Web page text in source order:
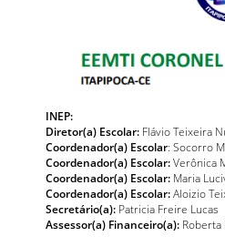
INEP:
Diretor(a) Escolar: Flávio Teixeira
Coordenador(a) Escolar: Socorro
Coordenador(a) Escolar:Verônica
Coordenador(a) Escolar: Maria
Coordenador(a) Escolar:Aloizio
Secretário(a): Patricia Freire Lucas
Assessor(a) Financeiro(a): Roberta